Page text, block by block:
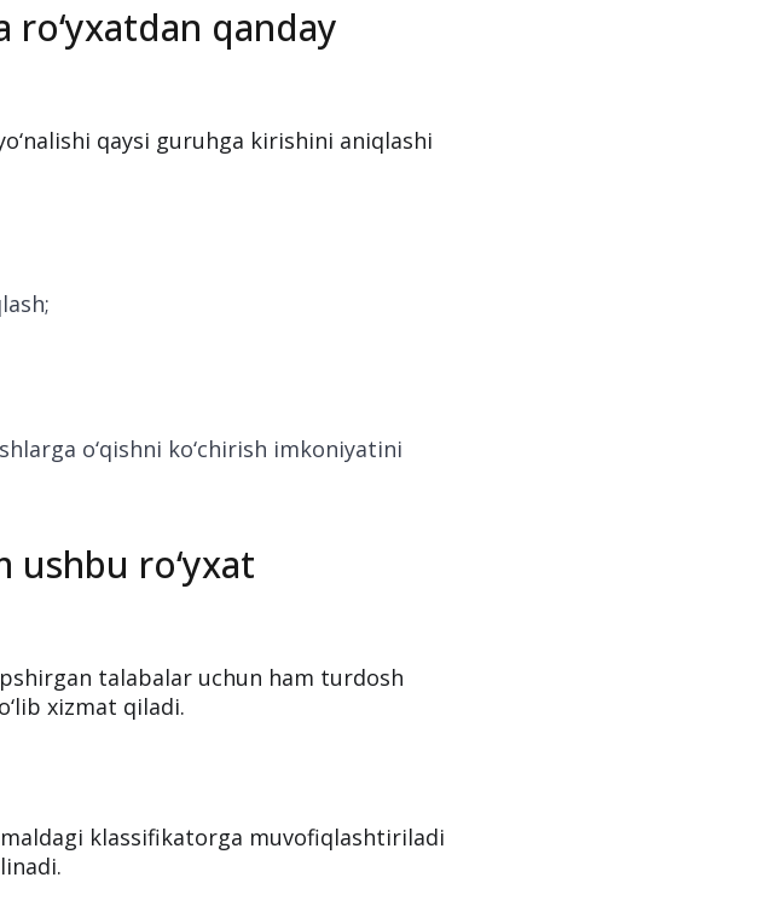
ro‘yxatdan qanday
qaysi guruhga kirishini aniqlashi
o‘qishni ko‘chirish imkoniyatini
ushbu ro‘yxat
talabalar uchun ham turdosh
xizmat qiladi.
klassifikatorga muvofiqlashtiriladi